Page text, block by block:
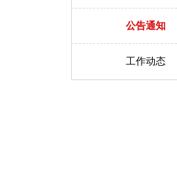
公告通知
工作动态